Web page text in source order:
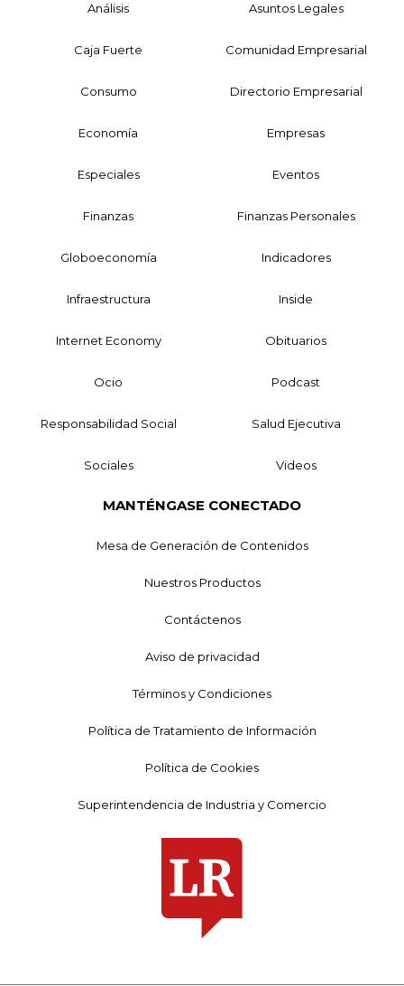
Análisis Asuntos Legales
Caja Fuerte Comunidad Empresarial
Consumo Directorio Empresarial
Economía Empresas
Especiales Eventos
Finanzas Finanzas Personales
Globoeconomía Indicadores
Infraestructura Inside
Internet Economy Obituarios
Ocio Podcast
Responsabilidad Social Salud Ejecutiva
Sociales Videos
MANTÉNGASE CONECTADO
Mesa de Generación de Contenidos
Nuestros Productos
Contáctenos
Aviso de privacidad
Términos y Condiciones
Política de Tratamiento de Información
Política de Cookies
Superintendencia de Industria y Comercio